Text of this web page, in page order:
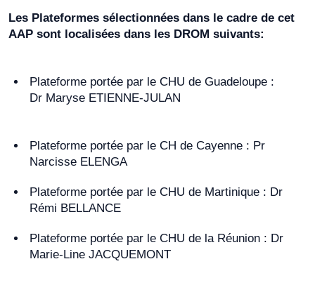
Les Plateformes sélectionnées dans le cadre de cet
AAP sont localisées dans les DROM suivants:
Plateforme portée par le CHU de Guadeloupe :
Dr Maryse ETIENNE-JULAN
Plateforme portée par le CH de Cayenne : Pr
Narcisse ELENGA
Plateforme portée par le CHU de Martinique : Dr
Rémi BELLANCE
Plateforme portée par le CHU de la Réunion : Dr
Marie-Line JACQUEMONT